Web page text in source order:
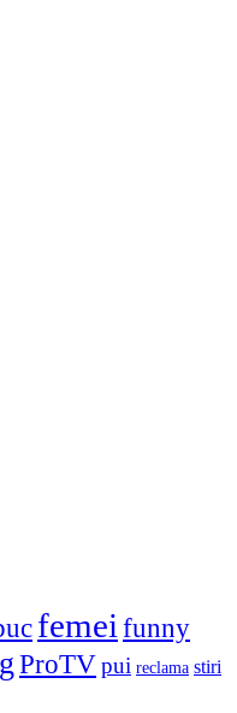
femei funny
ProTVpui reclama stiri